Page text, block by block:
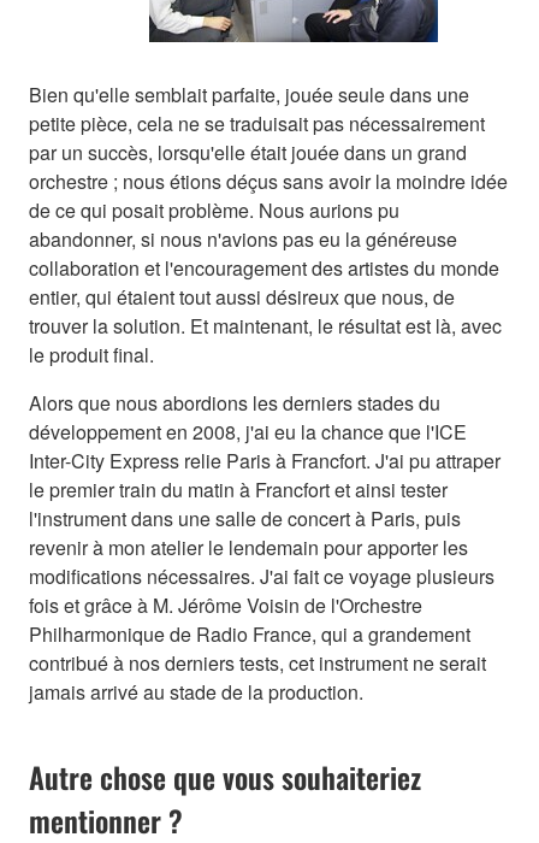
Bien qu'elle semblait parfaite, jouée seule dans une
petite pièce, cela ne se traduisait pas nécessairement
par un succès, lorsqu'elle était jouée dans un grand
orchestre ; nous étions déçus sans avoir la moindre idée
de ce qui posait problème. Nous aurions pu
abandonner, si nous n'avions pas eu la généreuse
collaboration et l'encouragement des artistes du monde
entier, qui étaient tout aussi désireux que nous, de
trouver la solution. Et maintenant, le résultat est là, avec
le produit final.
Alors que nous abordions les derniers stades du
développement en 2008, j'ai eu la chance que l'ICE
Inter-City Express relie Paris à Francfort. J'ai pu attraper
le premier train du matin à Francfort et ainsi tester
l'instrument dans une salle de concert à Paris, puis
revenir à mon atelier le lendemain pour apporter les
modifications nécessaires. J'ai fait ce voyage plusieurs
fois et grâce à M. Jérôme Voisin de l'Orchestre
Philharmonique de Radio France, qui a grandement
contribué à nos derniers tests, cet instrument ne serait
jamais arrivé au stade de la production.
Autre chose que vous souhaiteriez
mentionner ?